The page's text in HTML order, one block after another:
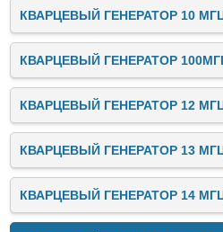
КВАРЦЕВЫЙ ГЕНЕРАТОР 10
КВАРЦЕВЫЙ ГЕНЕРАТОР
КВАРЦЕВЫЙ ГЕНЕРАТОР 12
КВАРЦЕВЫЙ ГЕНЕРАТОР 13
КВАРЦЕВЫЙ ГЕНЕРАТОР 14